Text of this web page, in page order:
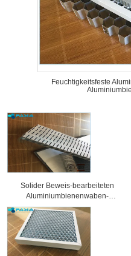
Feuchtigkeitsfeste
Solider Beweis-bearbeiteten
Aluminiumbienenwaben-
Sandwich-Platten
Oberflächenbehandlung